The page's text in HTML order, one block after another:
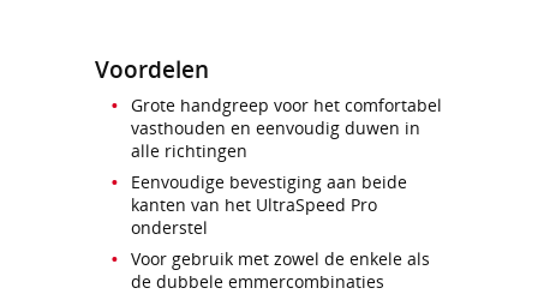
Voordelen
Grote handgreep voor het comfortabel
vasthouden en eenvoudig duwen in
alle richtingen
Eenvoudige bevestiging aan beide
kanten van het UltraSpeed Pro
onderstel
Voor gebruik met zowel de enkele als
de dubbele emmercombinaties